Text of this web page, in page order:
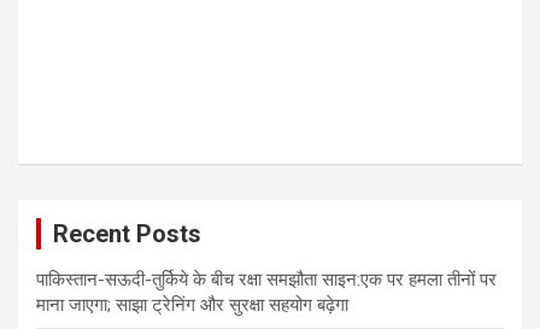
औपनिवेशिक, उत्तर-औपनिवेशिक से नव-औपनिवेशिक में परिवर्तित हो चुकी
अपने मुख्य भाषण में, अंतरराष्ट्रीय स्तर पर प्रशंसित कवि, आलोचक,
अनुवादक और अकादमिक, डॉ सुकृता पॉल कुमार ने अंग्रेजी में भारतीय
कविता लिखने के लिए एक बुनियादी शर्त के रूप में सीमांतता पर जोर देकर
‘ओविंग द लिमिनलः इंडियन इंग्लिश पोएट्री’ के बारे में बात की। उन्होंने दो या